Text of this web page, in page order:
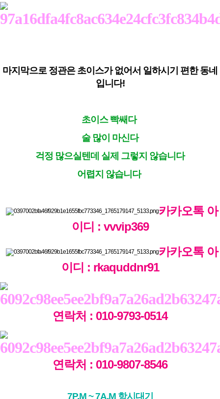
마지막으로 정관은 초이스가 없어서 일하시기 편한 동네
입니다!
초이스 빡쌔다
술 많이 마신다
걱정 많으실텐데 실제 그렇지 않습니다
어렵지 않습니다
카카오톡 아
이디 : vvvip369
카카오톡 아
이디 : rkaquddnr91
연락처 : 010-9793-0514
연락처 : 010-9807-8546
7P.M ~ 7A.M 항시대기